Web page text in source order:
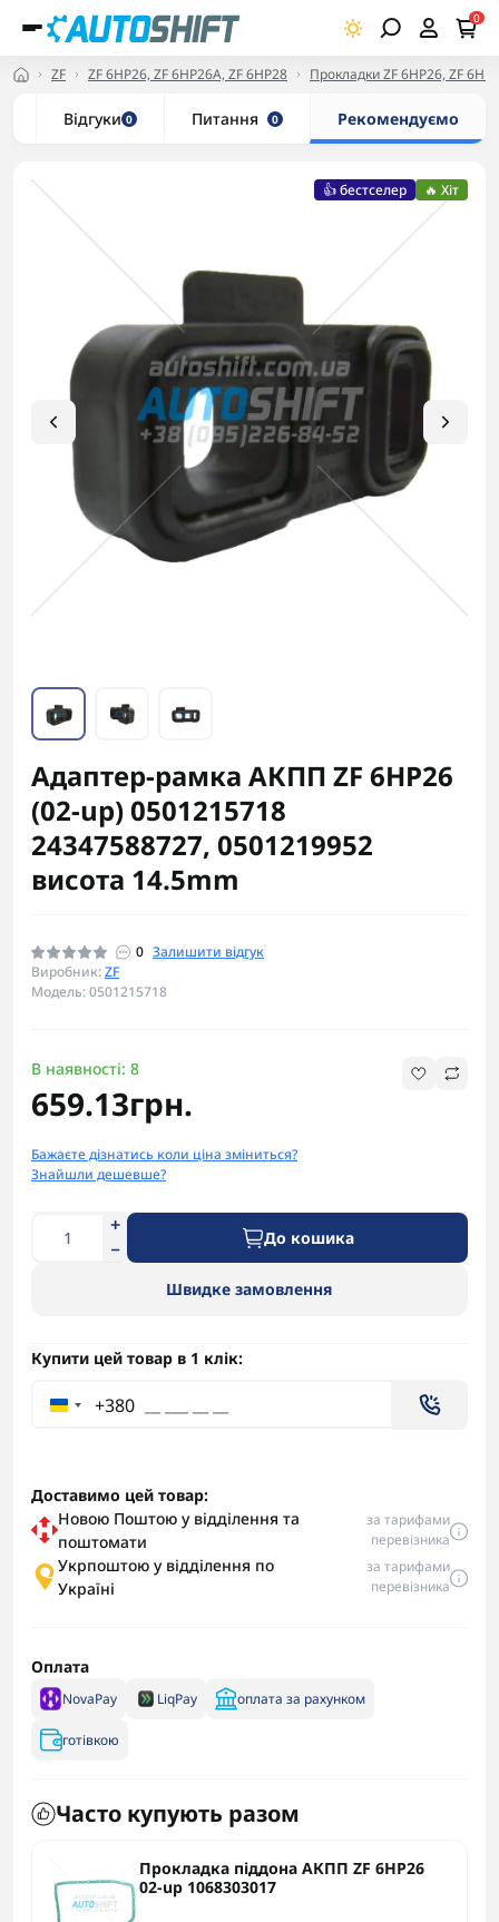
0
ZF ZF 6HP26, ZF 6HP26A, ZF 6HP28 Прокладки ZF 6HP26, ZF
Відгуки 0 Питання 0 Рекомендуємо
👍 бестселер 🔥 Хіт
Адаптер-рамка АКПП ZF 6HP26
(02-up) 0501215718
24347588727, 0501219952
висота 14.5mm
0 Залишити відгук
Виробник:ZF
Модель: 0501215718
В наявності: 8
659.13грн.
Бажаєте дізнатись коли ціна зміниться?
Знайшли дешевше?
До кошика
Швидке замовлення
Купити цей товар в 1 клік:
+380
Доставимо цей товар:
Новою Поштою у відділення та
поштомати
за тарифами
перевізника
Укрпоштою у відділення по
Україні
за тарифами
перевізника
Оплата
NovaPay LiqPay оплата за рахунком
готівкою
Часто купують разом
Прокладка піддона АКПП ZF 6HP26
02-up 1068303017